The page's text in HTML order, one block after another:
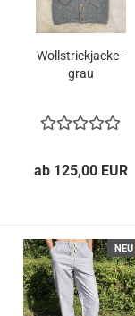
Woll­strick­ja­cke -
grau
ab 125,00 EUR
NEU